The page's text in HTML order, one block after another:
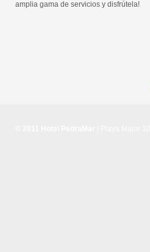
amplia gama de servicios y disfrútela!